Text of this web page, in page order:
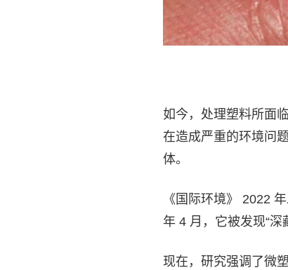
如今，处理塑料所面
在造成严重的环境问
体。
《国际环境》 2022
年 4 月，它被发现“深
现在，研究强调了微